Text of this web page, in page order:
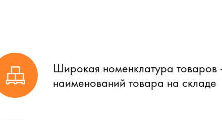
Широкая номенклатура
наименований товара на складе